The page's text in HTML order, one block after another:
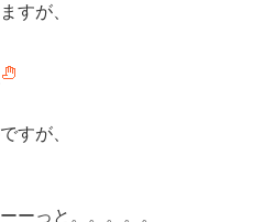
すが、
すが、
ーっと。。。。。